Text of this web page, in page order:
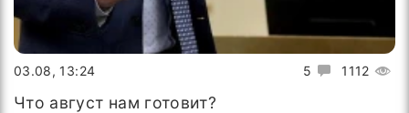
5 1112
03.08, 13:24
Что август нам готовит?